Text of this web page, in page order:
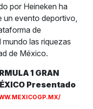
por Heineken ha
un evento deportivo,
de
las riquezas
de México.
1 GRAN
Presentado